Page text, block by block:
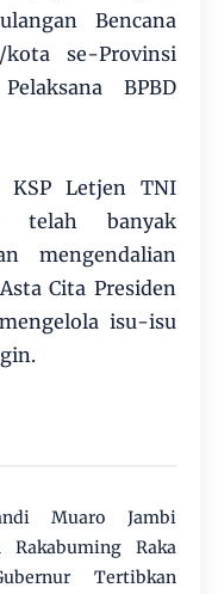
Bencana
kota se-Provinsi
BPBD
KSP Letjen TNI
telah banyak
mengendalian
Cita Presiden
isu-isu
Muaro Jambi
Rakabuming Raka
Tertibkan